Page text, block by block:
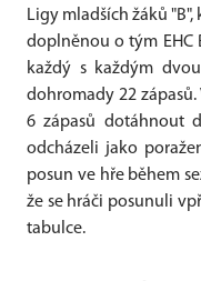
Ligy mladších žáků
doplněnou o tým EHC
každý s každým
dohromady 22
6 zápasů dotáhnout
odcházeli jako
posun ve hře během
že se hráči posunuli
tabulce.